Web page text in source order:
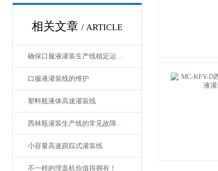
相关文章 / ARTICLE
确保口服液灌装生产线稳定运行的关键措施
口服液灌装线的维护
塑料瓶液体高速灌装线
西林瓶灌装生产线的常见故障及应对要点
小容量高速跟踪式灌装线
不一样的理盖机你值得拥有！